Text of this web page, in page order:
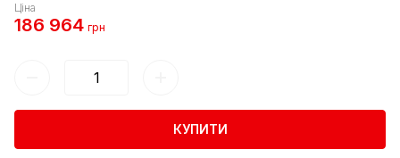
Ціна
186 964 грн
КУПИТИ